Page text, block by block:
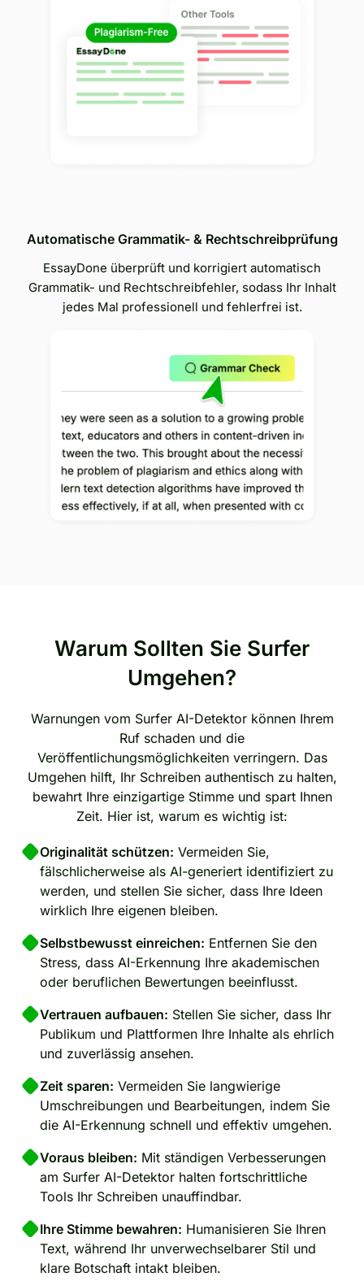
Automatische Grammatik- & Rechtschreibprüfung
EssayDone überprüft und korrigiert automatisch
Grammatik- und Rechtschreibfehler, sodass Ihr Inhalt
jedes Mal professionell und fehlerfrei ist.
Warum Sollten Sie Surfer
Umgehen?
Warnungen vom Surfer AI-Detektor können Ihrem
Ruf schaden und die
Veröffentlichungsmöglichkeiten verringern. Das
Umgehen hilft, Ihr Schreiben authentisch zu halten,
bewahrt Ihre einzigartige Stimme und spart Ihnen
Zeit. Hier ist, warum es wichtig ist:
Originalität schützen: Vermeiden Sie,
fälschlicherweise als AI-generiert identifiziert zu
werden, und stellen Sie sicher, dass Ihre Ideen
wirklich Ihre eigenen bleiben.
Selbstbewusst einreichen: Entfernen Sie den
Stress, dass AI-Erkennung Ihre akademischen
oder beruflichen Bewertungen beeinflusst.
Vertrauen aufbauen: Stellen Sie sicher, dass Ihr
Publikum und Plattformen Ihre Inhalte als ehrlich
und zuverlässig ansehen.
Zeit sparen: Vermeiden Sie langwierige
Umschreibungen und Bearbeitungen, indem Sie
die AI-Erkennung schnell und effektiv umgehen.
Voraus bleiben: Mit ständigen Verbesserungen
am Surfer AI-Detektor halten fortschrittliche
Tools Ihr Schreiben unauffindbar.
Ihre Stimme bewahren: Humanisieren Sie Ihren
Text, während Ihr unverwechselbarer Stil und
klare Botschaft intakt bleiben.